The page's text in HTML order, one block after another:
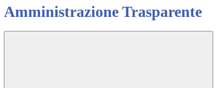
Amministrazione Trasparente